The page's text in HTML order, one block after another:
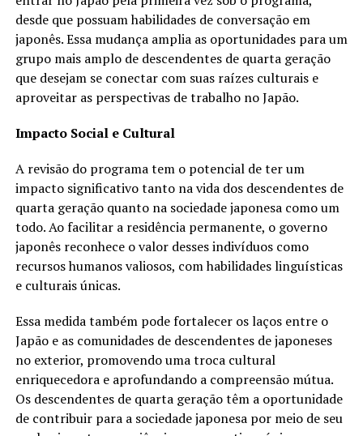
desde que possuam habilidades de conversação em
japonês. Essa mudança amplia as oportunidades para um
grupo mais amplo de descendentes de quarta geração
que desejam se conectar com suas raízes culturais e
aproveitar as perspectivas de trabalho no Japão.
Impacto Social e Cultural
A revisão do programa tem o potencial de ter um
impacto significativo tanto na vida dos descendentes de
quarta geração quanto na sociedade japonesa como um
todo. Ao facilitar a residência permanente, o governo
japonês reconhece o valor desses indivíduos como
recursos humanos valiosos, com habilidades linguísticas
e culturais únicas.
Essa medida também pode fortalecer os laços entre o
Japão e as comunidades de descendentes de japoneses
no exterior, promovendo uma troca cultural
enriquecedora e aprofundando a compreensão mútua.
Os descendentes de quarta geração têm a oportunidade
de contribuir para a sociedade japonesa por meio de seu